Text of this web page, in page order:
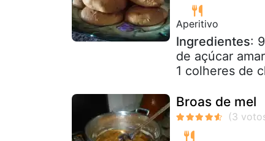
Aperitivo
Ingredientes:
de açúcar
1 colheres de
Broas de mel